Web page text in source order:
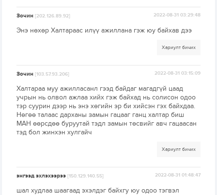
Зочин[202.126.89.92] 2022-08-31 03:29:48
Энэ нөхөр Халтараас илүү ажиллана гэж юу байхав дээ
Хариулт бичих
Зочин[103.57.93.206] 2022-08-31 03:15:09
Халтараа муу ажилласанл гээд байдаг магадгүй цаад
учрын нь олвол ажлаа хийх гэж байхад нь солисон одоо
тэр суурин дээр нь энэ хөгийн эр би хийсэн гэх байхдаа.
Нөгөө талаас дарханы замын гацааг ганц халтар биш
МАН өөрсдөө буруутай тэдл замын төсвийг авч гацаасан
тэд бол жинхэн хулгайч
Хариулт бичих
энгээд эхлэхээрээ[150.129.140.55] 2022-08-31 01:48:47
шал худлаа шаагаад эхэлдэг байхгу юу одоо тэгвэл